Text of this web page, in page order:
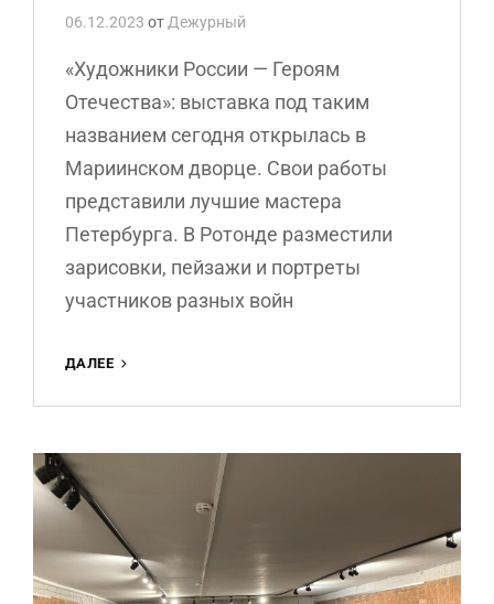
06.12.2023 от Дежурный
«Художники России — Героям
Отечества»: выставка под таким
названием сегодня открылась в
Мариинском дворце. Свои работы
представили лучшие мастера
Петербурга. В Ротонде разместили
зарисовки, пейзажи и портреты
участников разных войн
ДАЛЕЕ
РОССИИ
ГЕРОЯМ
ОТЕЧЕСТВА»
МАРИИНСКОМ
ДВОРЦЕ